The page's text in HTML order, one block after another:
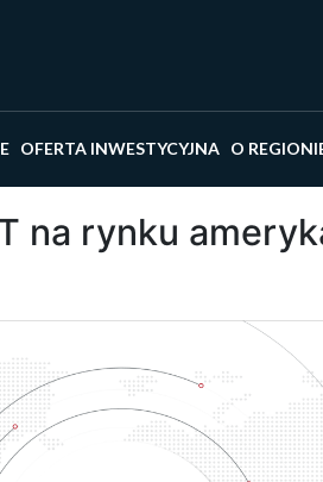
OFERTA INWESTYCYJNA O
na rynku